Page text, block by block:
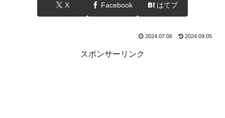
X Facebook はてブ
2024.07.06 2024.09.05
スポンサーリンク